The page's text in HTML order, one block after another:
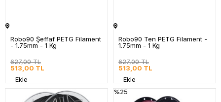
Robo90 Şeffaf PETG Filament
- 1.75mm - 1 Kg
627,00 TL
513,00 TL
Ekle
Robo90 Ten PETG Filament -
1.75mm - 1 Kg
627,00 TL
513,00 TL
Ekle
%25